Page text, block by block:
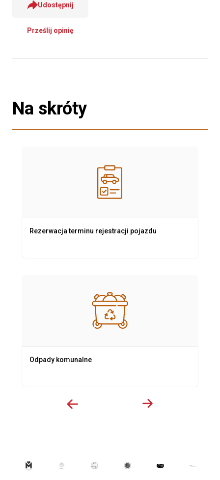
Udostępnij
Prześlij opinię
Na skróty
Rezerwacja terminu rejestracji pojazdu
Odpady komunalne